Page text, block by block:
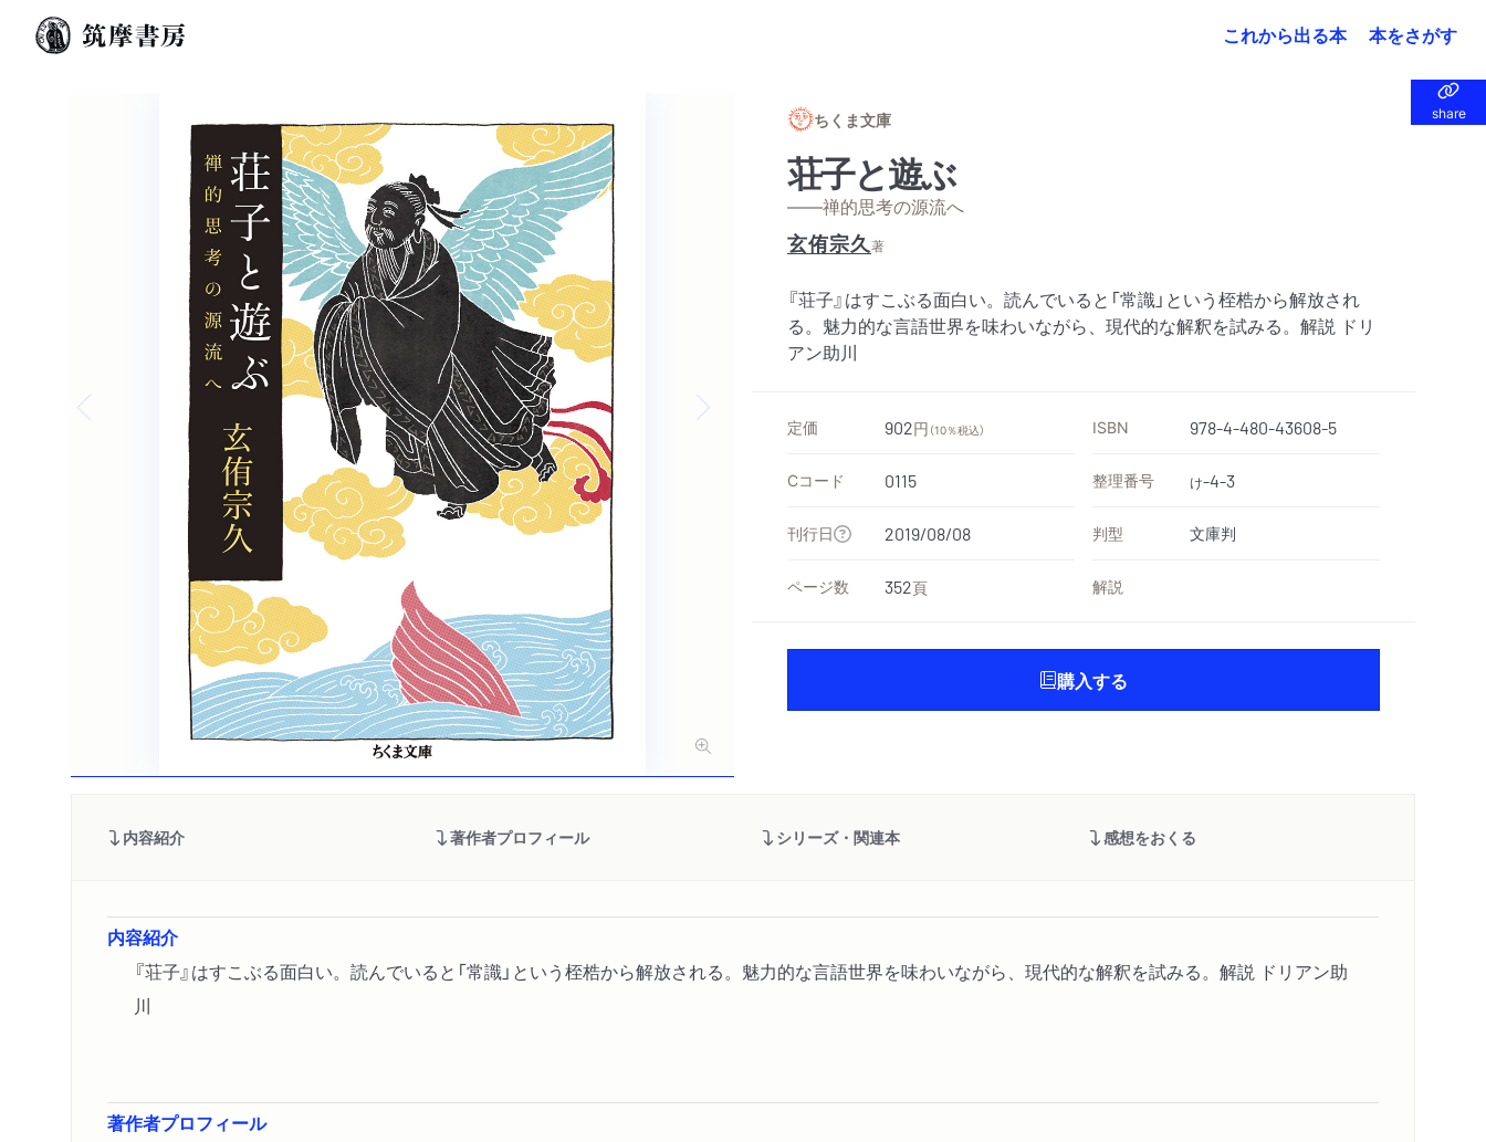
これから出る本 本をさがす
share
share
Previous slide
ちくま文庫
荘子と遊ぶ
——禅的思考の源流へ
玄侑宗久著
『荘子』はすこぶる面白い。読んでいると「常識」という桎梏から解放され
る。魅力的な言語世界を味わいながら、現代的な解釈を試みる。解説 ドリ
アン助川
定価 902円 （10％税込） ISBN 978-4-480-43608-5
Cコード 0115 整理番号 け-4-3
刊行日 2019/08/08 判型 文庫判
ページ数 352頁 解説
購入する
内容紹介 著作者プロフィール シリーズ・関連本 感想をおくる
内容紹介
『荘子』はすこぶる面白い。読んでいると「常識」という桎梏から解放される。魅力的な言語世界を味わいながら、現代的な解釈を試みる。解説 ドリアン助
川
著作者プロフィール